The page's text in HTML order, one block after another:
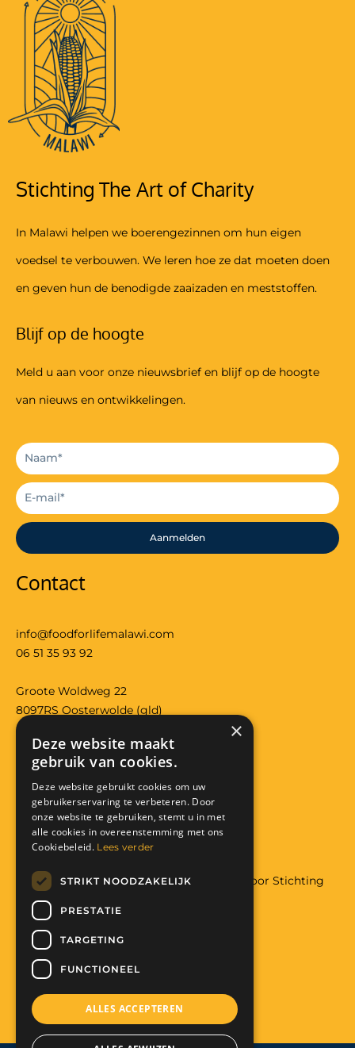
Stichting The Art of Charity
In Malawi helpen we boerengezinnen om hun eigen
voedsel te verbouwen. We leren hoe ze dat moeten doen
en geven hun de benodigde zaaizaden en meststoffen.
Blijf op de hoogte
Meld u aan voor onze nieuwsbrief en blijf op de hoogte
van nieuws en ontwikkelingen.
Aanmelden
Contact
info@foodforlifemalawi.com
06 51 35 93 92
Groote Woldweg 22
8097RS Oosterwolde (gld)
Bank: NL29 RABO 0118 3557 32
KVK: 08224426
Anbi: RSIN 822291319
Facebook
Instagram
Donatie
Wilt u meer weten over hulp aan Malawi door Stichting
The Art of Charity
Met uw hulp maakt u het mogelijk:
Help mee. Doneer nu!
×
Deze website maakt
gebruik van cookies.
Deze website gebruikt cookies om uw
gebruikerservaring te verbeteren. Door
onze website te gebruiken, stemt u in met
alle cookies in overeenstemming met ons
Cookiebeleid. Lees verder
STRIKT NOODZAKELIJK
PRESTATIE
TARGETING
FUNCTIONEEL
ALLES ACCEPTEREN